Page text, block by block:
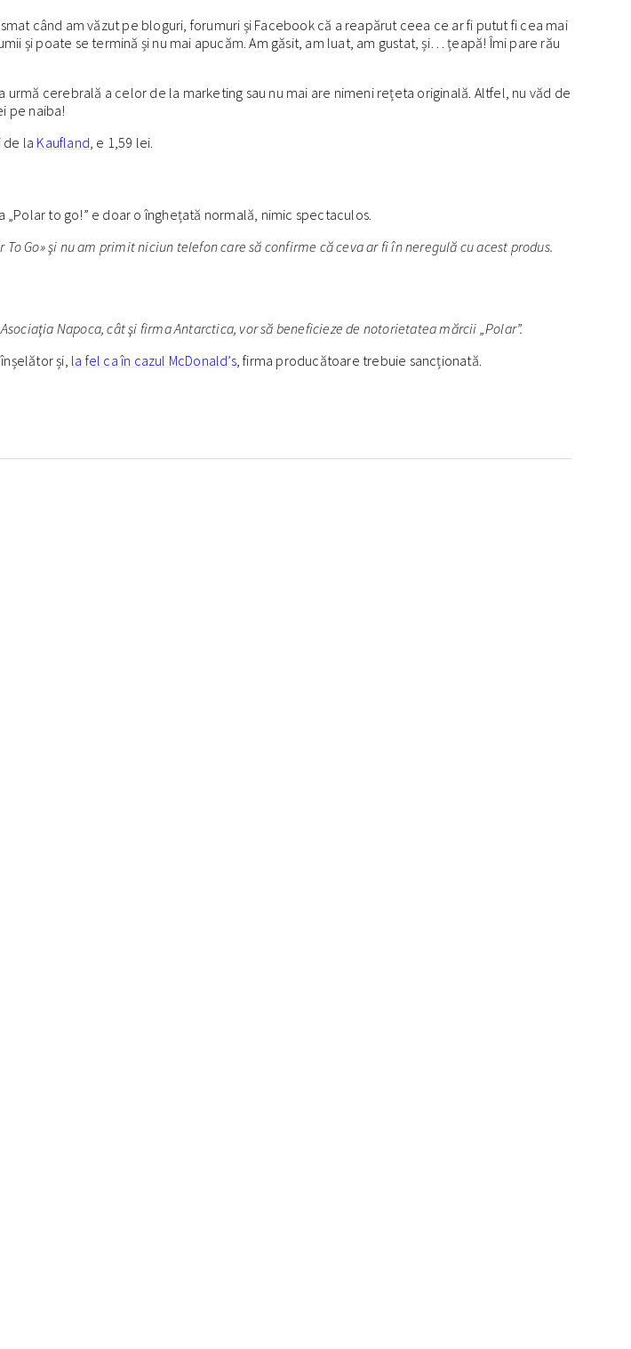
când am văzut pe bloguri, forumuri și Facebook că a reapărut ceea ce ar fi putut fi cea mai
și poate se termină și nu mai apucăm. Am găsit, am luat, am gustat, și… țeapă! Îmi pare rău
cerebrală a celor de la marketing sau nu mai are nimeni rețeta originală. Altfel, nu văd de
pe naiba!
de la Kaufland , e 1,59 lei.
„Polar to go!” e doar o înghețată normală, nimic spectaculos.
Go» şi nu am primit niciun telefon care să confirme că ceva ar fi în neregulă cu acest produs.
Napoca, cât şi firma Antarctica, vor să beneficieze de notorietatea mărcii „Polar”.
și, la fel ca în cazul McDonald’s, firma producătoare trebuie sancționată.